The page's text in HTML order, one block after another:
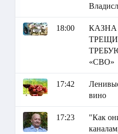
18:00
КАЗНА
«СВО»
17:42
вино
17:23
"Как